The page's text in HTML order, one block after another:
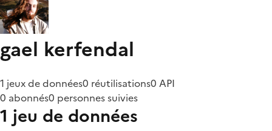
gael kerfendal
1 jeux de données0 réutilisations0 API
0 abonnés0 personnes suivies
1 jeu de données